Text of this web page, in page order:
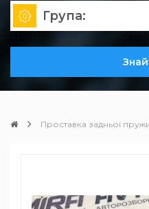
Група:
Проставка задньої